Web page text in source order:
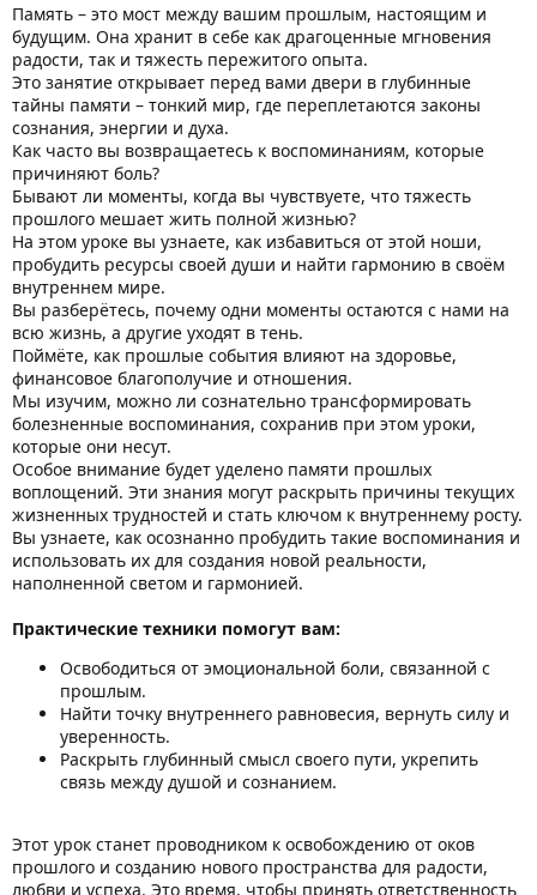
Память – это мост между вашим прошлым, настоящим и
будущим. Она хранит в себе как драгоценные мгновения
радости, так и тяжесть пережитого опыта.
Это занятие открывает перед вами двери в глубинные
тайны памяти – тонкий мир, где переплетаются законы
сознания, энергии и духа.
Как часто вы возвращаетесь к воспоминаниям, которые
причиняют боль?
Бывают ли моменты, когда вы чувствуете, что тяжесть
прошлого мешает жить полной жизнью?
На этом уроке вы узнаете, как избавиться от этой ноши,
пробудить ресурсы своей души и найти гармонию в своём
внутреннем мире.
Вы разберётесь, почему одни моменты остаются с нами на
всю жизнь, а другие уходят в тень.
Поймёте, как прошлые события влияют на здоровье,
финансовое благополучие и отношения.
Мы изучим, можно ли сознательно трансформировать
болезненные воспоминания, сохранив при этом уроки,
которые они несут.
Особое внимание будет уделено памяти прошлых
воплощений. Эти знания могут раскрыть причины текущих
жизненных трудностей и стать ключом к внутреннему росту.
Вы узнаете, как осознанно пробудить такие воспоминания и
использовать их для создания новой реальности,
наполненной светом и гармонией.
Практические техники помогут вам:
Освободиться от эмоциональной боли, связанной с
прошлым.
Найти точку внутреннего равновесия, вернуть силу и
уверенность.
Раскрыть глубинный смысл своего пути, укрепить
связь между душой и сознанием.
Этот урок станет проводником к освобождению от оков
прошлого и созданию нового пространства для радости,
любви и успеха. Это время, чтобы принять ответственность